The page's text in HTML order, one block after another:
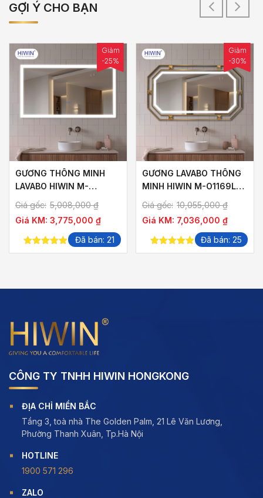
GỢI Ý CHO BẠN
GƯƠNG THÔNG MINH
LAVABO HIWIN M-
R1265LD-F HÌNH CHỮ
NHẬT NGANG KHUNG
1200×650 GƯƠNG
1125×575
Giá gốc: 5,008,000₫
Giá KM: 3,775,000 ₫
Giảm
-25%
5.00out of
Đã bán: 21
GƯƠNG LAVABO THÔNG
MINH HIWIN M-O1169LD-
P KHUNG VÀNG XƯỚC
SANG TRỌNG
Giá gốc: 10,055,000₫
Giá KM: 7,036,000 ₫
Giảm
-30%
5.00out of
Đã bán: 25
CÔNG TY TNHH HIWIN HONGKONG
ĐỊA CHỈ MIỀN BẮC
Tầng 3, toà nhà The Golden Palm, 21 Lê Văn Lương,
Phường Thanh Xuân, Tp.Hà Nội
HOTLINE
1900 571 296
ZALO